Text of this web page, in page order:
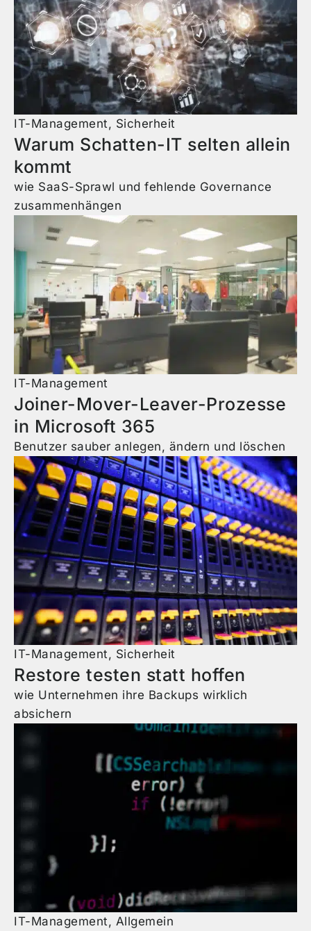
IT-Management , Sicherheit
Warum Schatten-IT selten allein
kommt
wie SaaS-Sprawl und fehlende Governance
zusammenhängen
IT-Management
Joiner-Mover-Leaver-Prozesse
in Microsoft 365
Benutzer sauber anlegen, ändern und löschen
IT-Management , Sicherheit
Restore testen statt hoffen
wie Unternehmen ihre Backups wirklich
absichern
IT-Management, Allgemein